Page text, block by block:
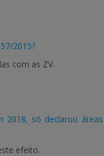
2015?
com as ZV.
só declarou
efeito.